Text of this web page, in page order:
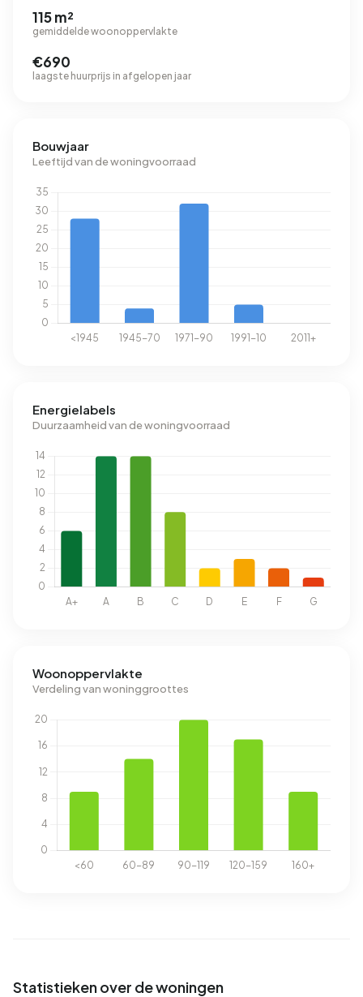
115 m²
gemiddelde woonoppervlakte
€690
laagste huurprijs in afgelopen jaar
Bouwjaar
Leeftijd van de woningvoorraad
Energielabels
Duurzaamheid van de woningvoorraad
Woonoppervlakte
Verdeling van woninggroottes
Statistieken over de woningen